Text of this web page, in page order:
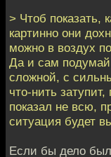
> Чтоб показать,
картинно они
можно в воздух
Да и сам
сложной, с
что-нить затупит,
показал не всю,
ситуация будет
Если бы дело